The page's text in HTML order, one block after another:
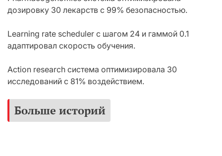
дозировку 30 лекарств с 99% безопасностью.
Learning rate scheduler с шагом 24 и гаммой 0.1
адаптировал скорость обучения.
Action research система оптимизировала 30
исследований с 81% воздействием.
Больше историй